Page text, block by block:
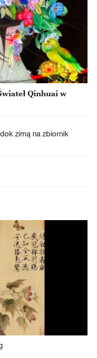
Qinhuai w
zimą na zbiornik